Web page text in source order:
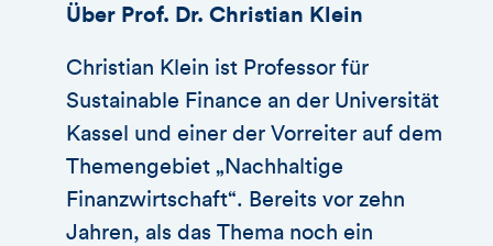
Über Prof. Dr. Christian Klein
Christian Klein ist Professor für
Sustainable Finance an der Universität
Kassel und einer der Vorreiter auf dem
Themengebiet „Nachhaltige
Finanzwirtschaft“. Bereits vor zehn
Jahren, als das Thema noch ein